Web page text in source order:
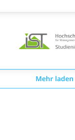
Mehr laden